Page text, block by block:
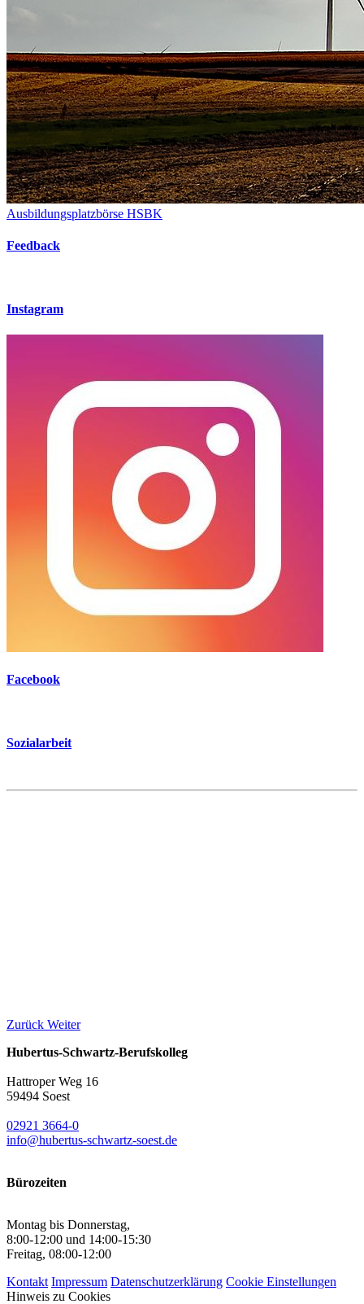
Ausbildungsplatzbörse HSBK
Feedback
Instagram
Facebook
Sozialarbeit
Zurück Weiter
Hubertus-Schwartz-Berufskolleg
Hattroper Weg 16
59494 Soest
02921 3664-0
info@hubertus-schwartz-soest.de
Bürozeiten
Montag bis Donnerstag,
8:00-12:00 und 14:00-15:30
Freitag, 08:00-12:00
Kontakt Impressum Datenschutzerklärung Cookie Einstellungen
Hinweis zu Cookies